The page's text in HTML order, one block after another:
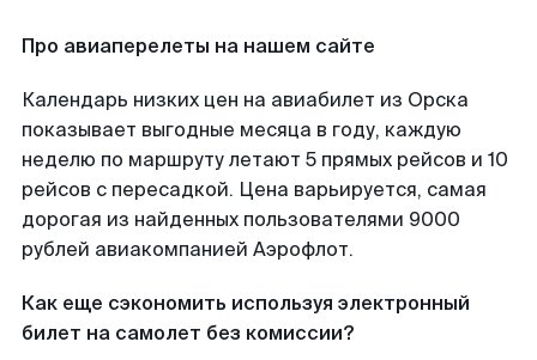
Про авиаперелеты на нашем сайте
Календарь низких цен на авиабилет из Орска
показывает выгодные месяца в году, каждую
неделю по маршруту летают 5 прямых рейсов и 10
рейсов с пересадкой. Цена варьируется, самая
дорогая из найденных пользователями 9000
рублей авиакомпанией Аэрофлот.
Как еще сэкономить используя электронный
билет на самолет без комиссии?